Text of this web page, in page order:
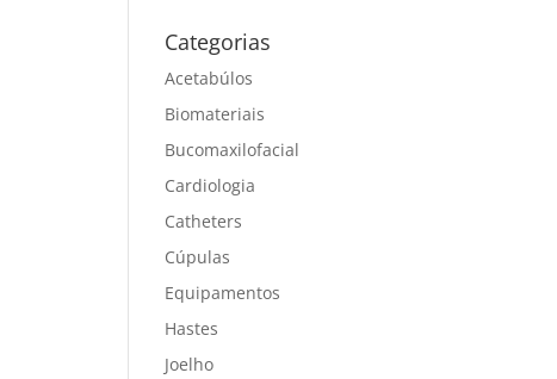
Categorias
Acetabúlos
Biomateriais
Bucomaxilofacial
Cardiologia
Catheters
Cúpulas
Equipamentos
Hastes
Joelho